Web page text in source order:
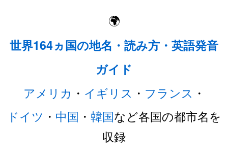
🌍
世界164ヵ国の地名・読み方・英語発音
ガイド
アメリカ ・ イギリス ・ フランス ・
ドイツ ・ 中国 ・ 韓国など各国の都市名を
収録